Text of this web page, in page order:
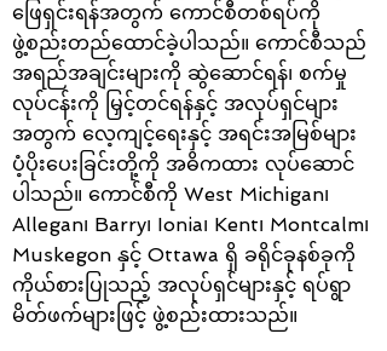
ဖြေရှင်းရန်အတွက် ကောင်စီတစ်ရပ်ကို
ဖွဲ့စည်းတည်ထောင်ခဲ့ပါသည်။ ကောင်စီသည်
အရည်အချင်းများကို ဆွဲဆောင်ရန်၊ စက်မှု
လုပ်ငန်းကို မြှင့်တင်ရန်နှင့် အလုပ်ရှင်များ
အတွက် လေ့ကျင့်ရေးနှင့် အရင်းအမြစ်များ
ပံ့ပိုးပေးခြင်းတို့ကို အဓိကထား လုပ်ဆောင်
ပါသည်။ ကောင်စီကို West Michigan၊
Allegan၊ Barry၊ Ionia၊ Kent၊ Montcalm၊
Muskegon နှင့် Ottawa ရှိ ခရိုင်ခုနစ်ခုကို
ကိုယ်စားပြုသည့် အလုပ်ရှင်များနှင့် ရပ်ရွာ
မိတ်ဖက်များဖြင့် ဖွဲ့စည်းထားသည်။